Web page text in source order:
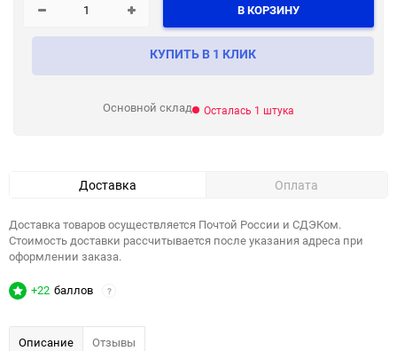
В КОРЗИНУ
КУПИТЬ В 1 КЛИК
Основной склад Осталась 1 штука
Доставка Оплата
Доставка товаров осуществляется Почтой России и СДЭКом.
Стоимость доставки рассчитывается после указания адреса при
оформлении заказа.
+22 баллов ?
Описание Отзывы